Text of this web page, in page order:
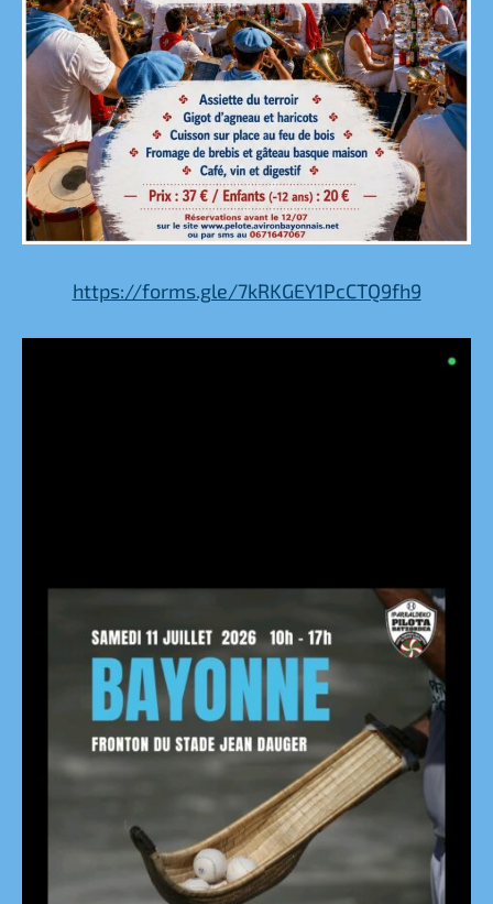
https://forms.gle/7kRKGEY1PcCTQ9fh9